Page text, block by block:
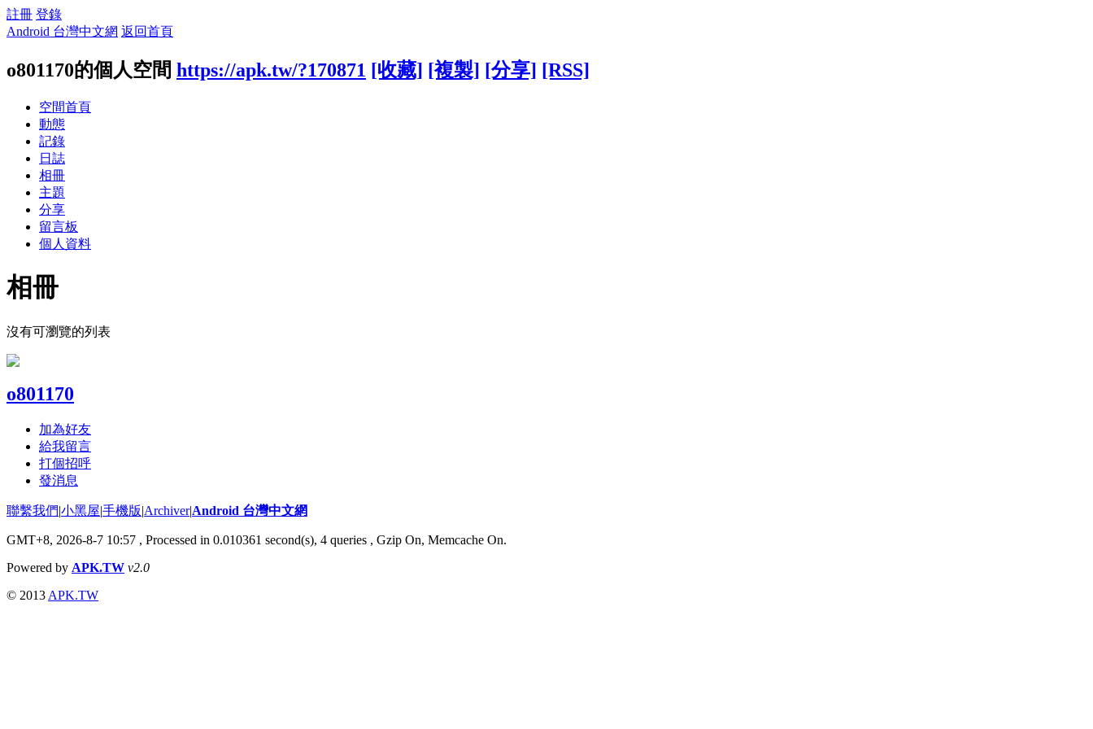
註冊 登錄
Android 台灣中文網 返回首頁
o801170的個人空間 https://apk.tw/?170871 [收藏] [複製] [分享] [RSS]
空間首頁
動態
記錄
日誌
相冊
主題
分享
留言板
個人資料
相冊
沒有可瀏覽的列表
o801170
加為好友
給我留言
打個招呼
發消息
聯繫我們|小黑屋|手機版|Archiver|Android 台灣中文網
GMT+8, 2026-8-7 10:57 , Processed in 0.010361 second(s), 4 queries , Gzip On, Memcache On.
Powered by APK.TW v2.0
© 2013 APK.TW